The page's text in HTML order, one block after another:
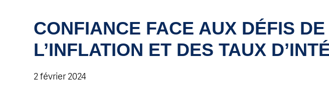
CONFIANCE FACE AUX DÉFIS DE
L’INFLATION ET DES TAUX
2 février 2024